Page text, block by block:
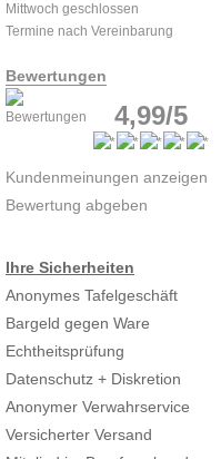
Mittwoch geschlossen
Termine nach Vereinbarung
Bewertungen
4,99/5
Kundenmeinungen anzeigen
Bewertung abgeben
Ihre Sicherheiten
Anonymes Tafelgeschäft
Bargeld gegen Ware
Echtheitsprüfung
Datenschutz + Diskretion
Anonymer Verwahrservice
Versicherter Versand